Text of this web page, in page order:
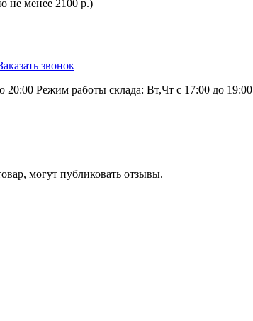
не менее 2100 р.)
звонок
20:00 Режим работы склада: Вт,Чт с 17:00 до 19:00
могут публиковать отзывы.